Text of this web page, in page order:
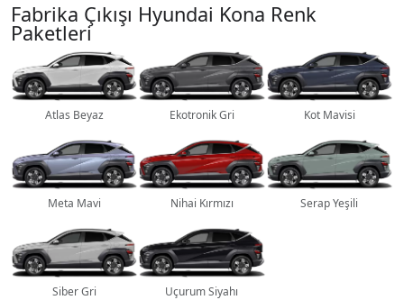
Fabrika Çıkışı Hyundai Kona Renk
Paketleri
Atlas Beyaz Ekotronik Gri Kot Mavisi
Meta Mavi Nihai Kırmızı Serap Yeşili
Siber Gri Uçurum Siyahı